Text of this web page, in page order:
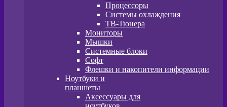
Процессоры
Системы охлаждения
ТВ-Тюнера
Мониторы
Мышки
Системные блоки
Софт
Флешки и накопители информации
Ноутбуки и
планшеты
Аксессуары для